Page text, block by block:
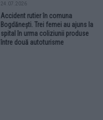
24.07.2026
Accident rutier în comuna
Bogdănești. Trei femei au ajuns la
spital în urma coliziunii produse
între două autoturisme